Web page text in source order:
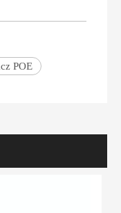
POE konfiguracji